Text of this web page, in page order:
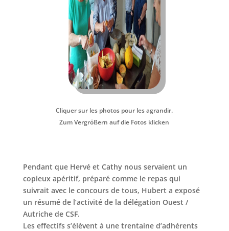
Cliquer sur les photos pour les agrandir.
Zum Vergrößern auf die Fotos klicken
Pendant que Hervé et Cathy nous servaient un
copieux apéritif, préparé comme le repas qui
suivrait avec le concours de tous, Hubert a exposé
un résumé de l’activité de la délégation Ouest /
Autriche de CSF.
Les effectifs s’élèvent à une trentaine d’adhérents